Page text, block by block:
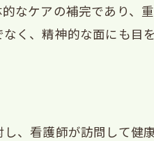
なケアの補完であり、
く、精神的な面にも目
、看護師が訪問して